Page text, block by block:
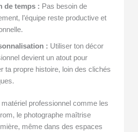
de temps : Pas besoin de
l’équipe reste productive et
: Utiliser ton décor
devient un atout pour
ta propre histoire, loin des clichés
professionnel comme les
le photographe maîtrise
même dans des espaces